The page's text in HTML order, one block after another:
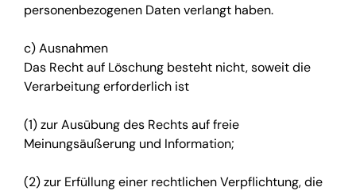
personenbezogenen Daten verlangt haben.
c) Ausnahmen
Das Recht auf Löschung besteht nicht, soweit die
Verarbeitung erforderlich ist
(1) zur Ausübung des Rechts auf freie
Meinungsäußerung und Information;
(2) zur Erfüllung einer rechtlichen Verpflichtung, die